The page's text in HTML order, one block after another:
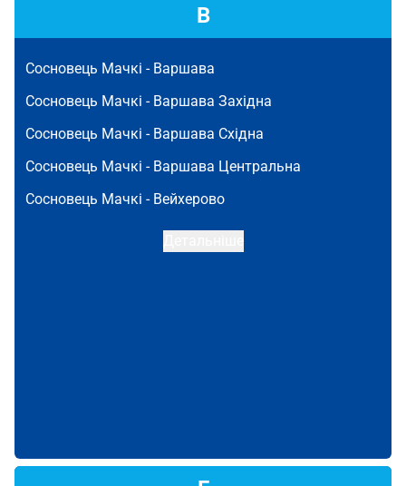
В
Сосновець Мачкі - Варшава
Сосновець Мачкі - Варшава Західна
Сосновець Мачкі - Варшава Східна
Сосновець Мачкі - Варшава Центральна
Сосновець Мачкі - Вейхерово